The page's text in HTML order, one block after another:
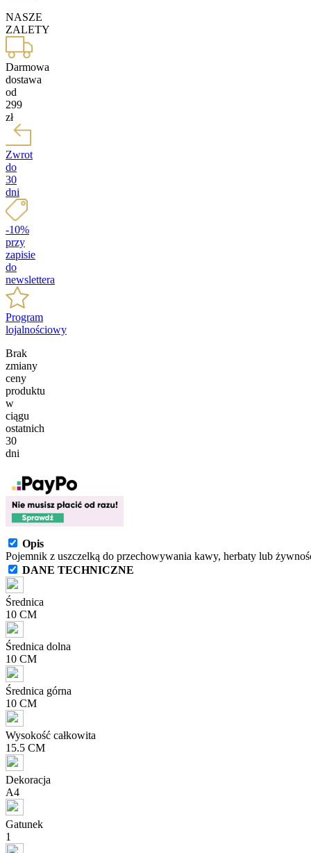
NASZE
ZALETY
Darmowa
dostawa
od
299
zł
Zwrot
do
30
dni
-10%
przy
zapisie
do
newslettera
Program
lojalnościowy
Brak
zmiany
ceny
produktu
w
ciągu
ostatnich
30
dni
Opis
Pojemnik z uszczelką do przechowywania kawy, herbaty lub
DANE TECHNICZNE
Średnica
10 CM
Średnica dolna
10 CM
Średnica górna
10 CM
Wysokość całkowita
15.5 CM
Dekoracja
A4
Gatunek
1